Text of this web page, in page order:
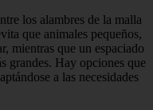
los alambres de la malla
que animales pequeños,
mientras que un espaciado
grandes. Hay opciones que
a las necesidades